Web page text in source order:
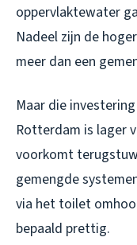
oppervlaktewater
Nadeel zijn de
meer dan een
Maar die
Rotterdam is lager
voorkomt
gemengde
via het toilet
bepaald prettig.